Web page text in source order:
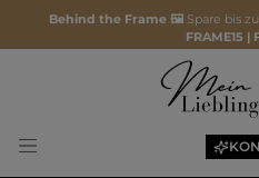
Behind the Frame 🖼️ Spare bis
FRAME15 |